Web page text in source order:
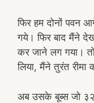
फिर हम दोनों पवन
गये। फिर बाद मैंने
कर जाने लग गया।
लिया, मैंने तुरंत रीमा
अब उसके बूब्स जो